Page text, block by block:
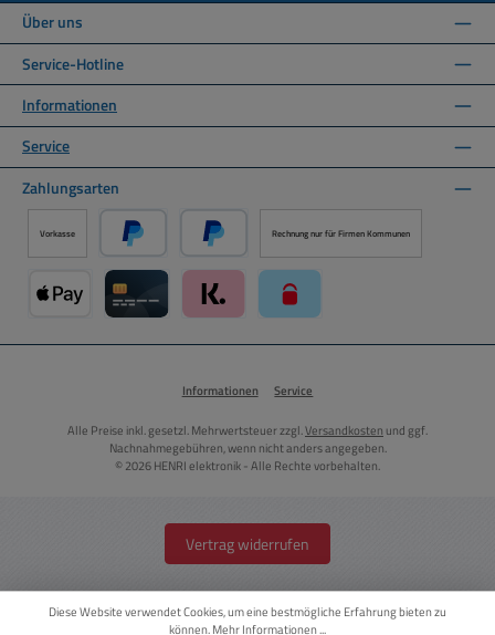
Über uns
Service-Hotline
Informationen
Service
Zahlungsarten
Vorkasse
PayPal Später Bezahlen über PayPal
Rechnung nur für Firmen Kommunen
Informationen Service
Alle Preise inkl. gesetzl. Mehrwertsteuer zzgl.Versandkosten und ggf.
Nachnahmegebühren, wenn nicht anders angegeben.
© 2026 HENRI elektronik - Alle Rechte vorbehalten.
Vertrag widerrufen
Diese Website verwendet Cookies, um eine bestmögliche Erfahrung bieten zu
können.Mehr Informationen ...